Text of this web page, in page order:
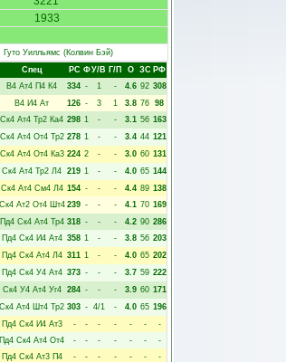
1933
Гуто Уилльямс (Колвин Бэй)
Спец РC ФУ/В Г/П О ЗС РФ
В4 Ат4 П4 К4 334 - 1 - 4.6 92 308
В4 И4 Ат 126 - 3 1 3.8 76 98
Ск4 Ат4 Тр2 Ка4 298 1 - - 3.1 56 163
Ск4 Ат4 От4 Тр2 278 1 - - 3.4 44 121
Ск4 Ат4 От4 Ка3 224 2 - - 3.0 60 131
Ск4 Ат4 Тр2 Л4 219 1 - - 4.0 65 144
Ск4 Ат4 См4 Л4 154 - - - 4.4 89 138
Ск4 Ат2 От4 Шт4 239 - - - 4.1 70 169
Пд4 Ск4 Ат4 Тр4 318 - - - 4.2 90 286
Пд4 Ск4 И4 Ат4 358 1 - - 3.8 56 203
Пд4 Ск4 Ат4 Л4 311 1 - - 4.0 65 202
Пд4 Ск4 У4 Ат4 373 - - - 3.7 59 222
Ск4 У4 Ат4 Уг4 284 - - - 3.9 60 171
Ск4 Ат4 Шт4 Тр2 303 - 4/1 - 4.0 65 196
Пд4 Ск4 И4 Ат3 - - - - - -
-
Пд4 Ск4 Ат4 От4 - - - - - -
-
Пд4 Ск4 Ат3 П4 - - - - - -
-